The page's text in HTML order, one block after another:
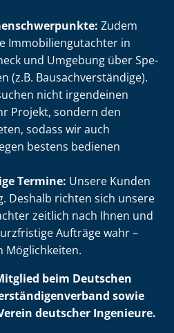
Zudem
Im­mo­bi­li­en­gut­ach­ter in
und Umgebung über Spe­
(z.B. Bau­sach­ver­stän­di­ge).
nicht irgendeinen
Projekt, sondern den
sodass wir auch
bestens bedienen
Termine: Unsere Kunden
Deshalb richten sich unsere
zeitlich nach Ihnen und
Aufträge wahr –
Möglichkeiten.
beim Deutschen
sowie
deutscher Ingenieure.